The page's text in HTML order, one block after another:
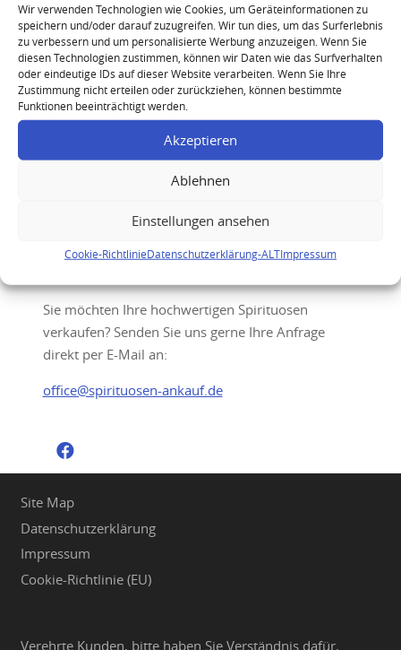
Wir verwenden Technologien wie Cookies, um Geräteinformationen zu
speichern und/oder darauf zuzugreifen. Wir tun dies, um das Surferlebnis
zu verbessern und um personalisierte Werbung anzuzeigen. Wenn Sie
diesen Technologien zustimmen, können wir Daten wie das Surfverhalten
oder eindeutige IDs auf dieser Website verarbeiten. Wenn Sie Ihre
Zustimmung nicht erteilen oder zurückziehen, können bestimmte
Funktionen beeinträchtigt werden.
Akzeptieren
Ablehnen
Einstellungen ansehen
Cookie-RichtlinieDatenschutzerklärung-ALTImpressum
Whisky (83)
Dom Perignon Vintage 1952
Ihre Anfrage
Sie möchten Ihre hochwertigen Spirituosen
verkaufen? Senden Sie uns gerne Ihre Anfrage
direkt per E-Mail an:
office@spirituosen-ankauf.de
Site Map
Datenschutzerklärung
Impressum
Cookie-Richtlinie (EU)
Verehrte Kunden, bitte haben Sie Verständnis dafür,